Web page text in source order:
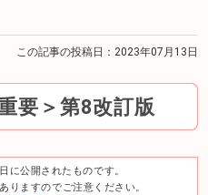
この記事の投稿日：2023年07月13日
要＞第8改訂版
に公開されたものです。
りますのでご注意ください。